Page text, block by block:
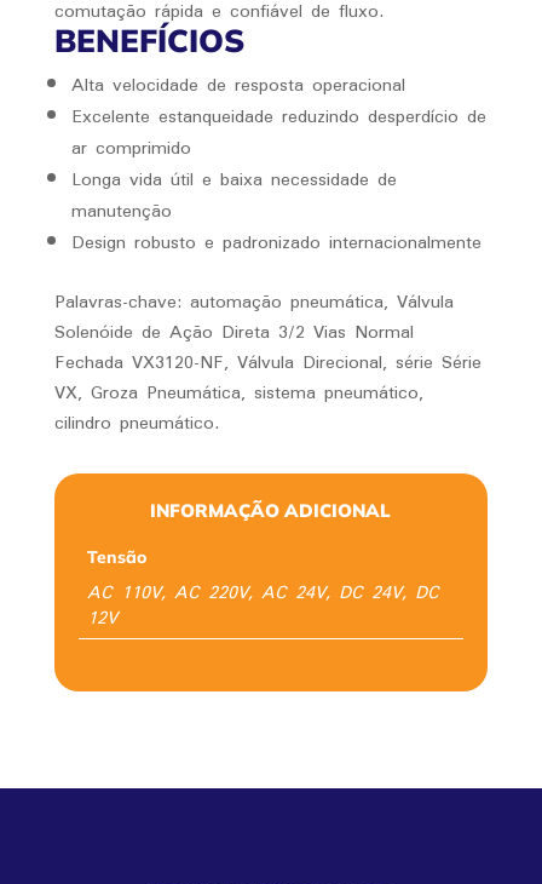
comutação rápida e confiável de fluxo.
BENEFÍCIOS
Alta velocidade de resposta operacional
Excelente estanqueidade reduzindo desperdício de
ar comprimido
Longa vida útil e baixa necessidade de
manutenção
Design robusto e padronizado internacionalmente
Palavras-chave: automação pneumática, Válvula
Solenóide de Ação Direta 3/2 Vias Normal
Fechada VX3120-NF, Válvula Direcional, série Série
VX, Groza Pneumática, sistema pneumático,
cilindro pneumático.
INFORMAÇÃO ADICIONAL
Tensão
AC 110V, AC 220V, AC 24V, DC 24V, DC
12V